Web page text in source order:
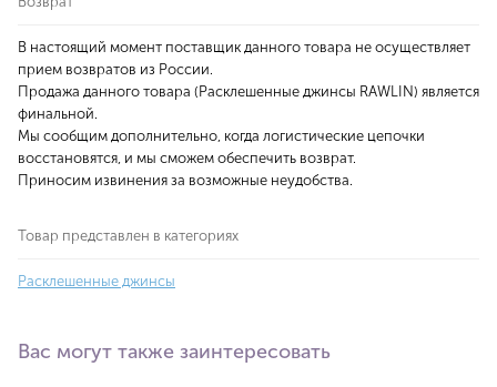
В настоящий момент поставщик данного товара не осуществляет
прием возвратов из России.
Продажа данного товара (Расклешенные джинсы RAWLIN) является
финальной.
Мы сообщим дополнительно, когда логистические цепочки
восстановятся, и мы сможем обеспечить возврат.
Приносим извинения за возможные неудобства.
Товар представлен в категориях
Расклешенные джинсы
Вас могут также заинтересовать